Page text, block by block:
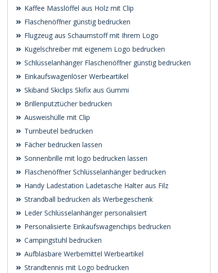
Kaffee Masslöffel aus Holz mit Clip
Flaschenöffner günstig bedrucken
Flugzeug aus Schaumstoff mit Ihrem Logo
Kugelschreiber mit eigenem Logo bedrucken
Schlüsselanhänger Flaschenöffner günstig bedrucken
Einkaufswagenlöser Werbeartikel
Skiband Skiclips Skifix aus Gummi
Brillenputztücher bedrucken
Ausweishülle mit Clip
Turnbeutel bedrucken
Fächer bedrucken lassen
Sonnenbrille mit logo bedrucken lassen
Flaschenöffner Schlüsselanhänger bedrucken
Handy Ladestation Ladetasche Halter aus Filz
Strandball bedrucken als Werbegeschenk
Leder Schlüsselanhänger personalisiert
Personalisierte Einkaufswagenchips bedrucken
Campingstuhl bedrucken
Aufblasbare Werbemittel Werbeartikel
Strandtennis mit Logo bedrucken